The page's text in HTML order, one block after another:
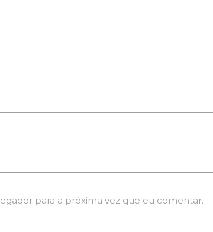
para a próxima vez que eu comentar.